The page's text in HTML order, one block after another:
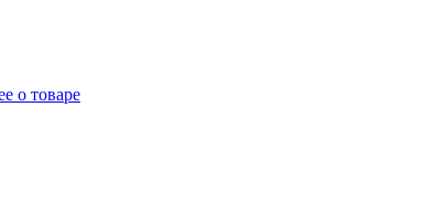
о товаре